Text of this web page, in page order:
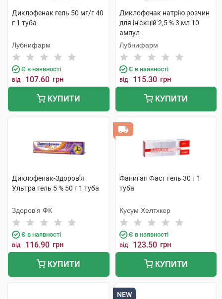
Диклофенак гель 50 мг/г 40
г 1 туба
Лубнифарм
Є в наявності
від 107.60 грн
КУПИТИ
Диклофенак натрію розчин
для ін'єкцій 2,5 % 3 мл 10
ампул
Лубнифарм
Є в наявності
від 115.30 грн
КУПИТИ
Диклофенак-Здоров'я
Ультра гель 5 % 50 г 1 туба
Здоров'я ФК
Є в наявності
від 116.90 грн
КУПИТИ
Фаниган Фаст гель 30 г 1
туба
Кусум Хелтхкер
Є в наявності
від 123.50 грн
КУПИТИ
NEW